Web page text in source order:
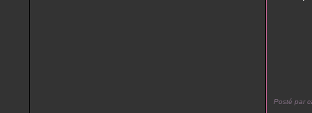
Posté par